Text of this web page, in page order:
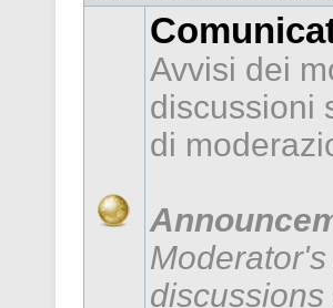
Avvisi dei
discussioni
di